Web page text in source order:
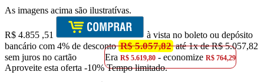
As imagens acima são ilustratívas.
R$ 4.855 ,51
à vista no boleto ou depósito
bancário com 4% de desconto R$ 5.057,82até 1x de R$ 5.057,82
sem juros no cartão
EraR$ 5.619,80 - economizeR$ 764,29
Aproveite esta oferta -10% Tempo limitado.